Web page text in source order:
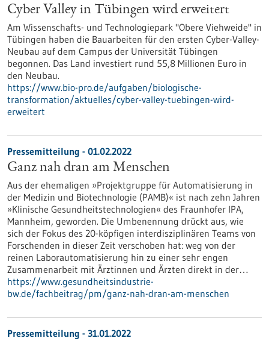
Cyber Valley in Tübingen wird erweitert
Am Wissenschafts- und Technologiepark "Obere Viehweide" in
Tübingen haben die Bauarbeiten für den ersten Cyber-Valley-
Neubau auf dem Campus der Universität Tübingen
begonnen. Das Land investiert rund 55,8 Millionen Euro in
den Neubau.
https://www.bio-pro.de/aufgaben/biologische-
transformation/aktuelles/cyber-valley-tuebingen-wird-
erweitert
Pressemitteilung - 01.02.2022
Ganz nah dran am Menschen
Aus der ehemaligen »Projektgruppe für Automatisierung in
der Medizin und Biotechnologie (PAMB)« ist nach zehn Jahren
»Klinische Gesundheitstechnologien« des Fraunhofer IPA,
Mannheim, geworden. Die Umbenennung drückt aus, wie
sich der Fokus des 20-köpfigen interdisziplinären Teams von
Forschenden in dieser Zeit verschoben hat: weg von der
reinen Laborautomatisierung hin zu einer sehr engen
Zusammenarbeit mit Ärztinnen und Ärzten direkt in der…
https://www.gesundheitsindustrie-
bw.de/fachbeitrag/pm/ganz-nah-dran-am-menschen
Pressemitteilung - 31.01.2022